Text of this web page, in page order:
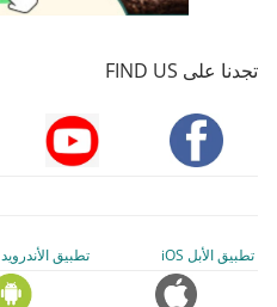
تجدنا على FIND US
تطبيق الأبل iOS تطبيق الأندرويد Android